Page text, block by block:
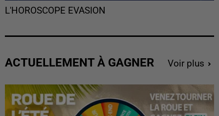
L'HOROSCOPE EVASION
ACTUELLEMENT À GAGNER Voir plus